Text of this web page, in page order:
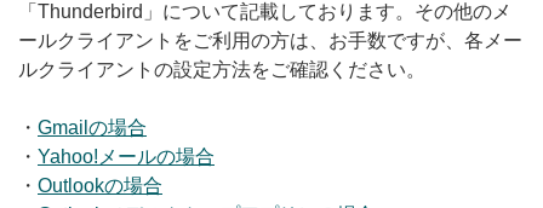
「Thunderbird」について記載しております。その他のメ
ールクライアントをご利用の方は、お手数ですが、各メー
ルクライアントの設定方法をご確認ください。
・ Gmailの場合
・ Yahoo!メールの場合
・ Outlookの場合